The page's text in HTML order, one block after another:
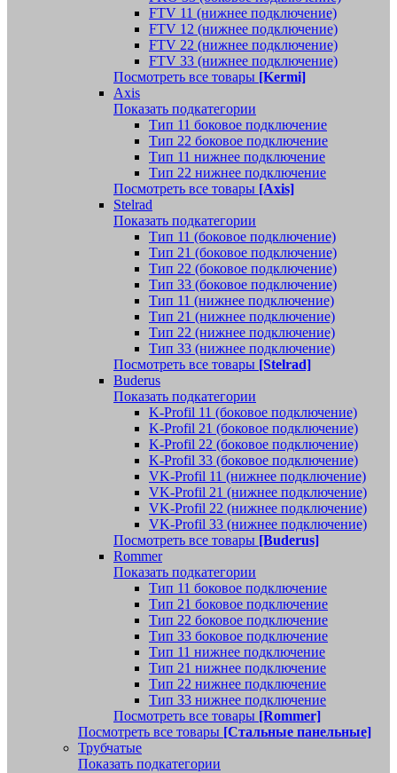
FTV 11 (нижнее подключение)
FTV 12 (нижнее подключение)
FTV 22 (нижнее подключение)
FTV 33 (нижнее подключение)
Посмотреть все товары [Kermi]
Axis
Показать подкатегории
Тип 11 боковое подключение
Тип 22 боковое подключение
Тип 11 нижнее подключение
Тип 22 нижнее подключение
Посмотреть все товары [Axis]
Stelrad
Показать подкатегории
Tип 11 (боковое подключение)
Тип 21 (боковое подключение)
Тип 22 (боковое подключение)
Тип 33 (боковое подключение)
Тип 11 (нижнее подключение)
Тип 21 (нижнее подключение)
Тип 22 (нижнее подключение)
Тип 33 (нижнее подключение)
Посмотреть все товары [Stelrad]
Buderus
Показать подкатегории
K-Profil 11 (боковое подключение)
K-Profil 21 (боковое подключение)
K-Profil 22 (боковое подключение)
K-Profil 33 (боковое подключение)
VK-Profil 11 (нижнее подключение)
VK-Profil 21 (нижнее подключение)
VK-Profil 22 (нижнее подключение)
VK-Profil 33 (нижнее подключение)
Посмотреть все товары [Buderus]
Rommer
Показать подкатегории
Тип 11 боковое подключение
Тип 21 боковое подключение
Тип 22 боковое подключение
Тип 33 боковое подключение
Тип 11 нижнее подключение
Тип 21 нижнее подключение
Тип 22 нижнее подключение
Тип 33 нижнее подключение
Посмотреть все товары [Rommer]
Посмотреть все товары [Стальные панельные]
Трубчатые
Показать подкатегории